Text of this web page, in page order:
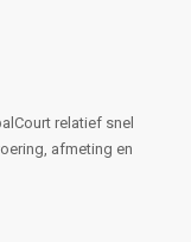
relatief snel
afmeting en